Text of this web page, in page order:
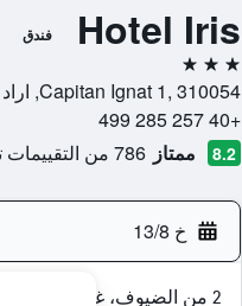
Hotel Iris فندق
3 نجوم
Capitan Ignat 1, 310054, اراد (رومانيا), مقاطعة أراد, رومانيا
+40 257 285 499
8.2 ممتاز 786 من التقييمات تم التحقق منها
خ 13/8
2 من الضيوف، غرفة واحدة